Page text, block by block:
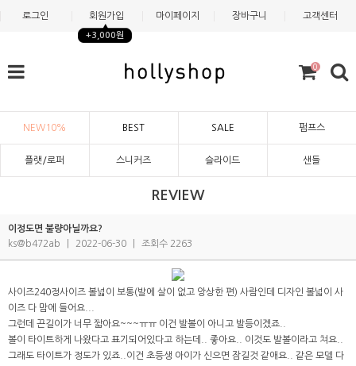
로그인 회원가입
+3,000원
마이페이지 장바구니 고객센터
0
NEW10% BEST SALE 펌프스
플랫/로퍼 스니커즈 슬라이드 샌들
REVIEW
이정도면 불량아닐까요?
ks@b472ab
2022-06-30 조회수 2263
사이즈240정사이즈 볼넓이 보통(발에 살이 없고 앙상한 편) 사람인데 디자인 볼넓이 사
이즈 다 맘에 들어요...
그런데 끈길이가 너무 짧아요~~~ㅠㅠ 이건 발볼이 아니고 발등이겠죠..
볼이 타이트하게 나왔다고 표기되어있다고 하는데.. 좋아요.. 이것도 발볼이라고 쳐요..
그래도 타이트가 정도가 있죠..이건 초등생 아이가 신으면 잠길것 같애요.. 같은 모델 다